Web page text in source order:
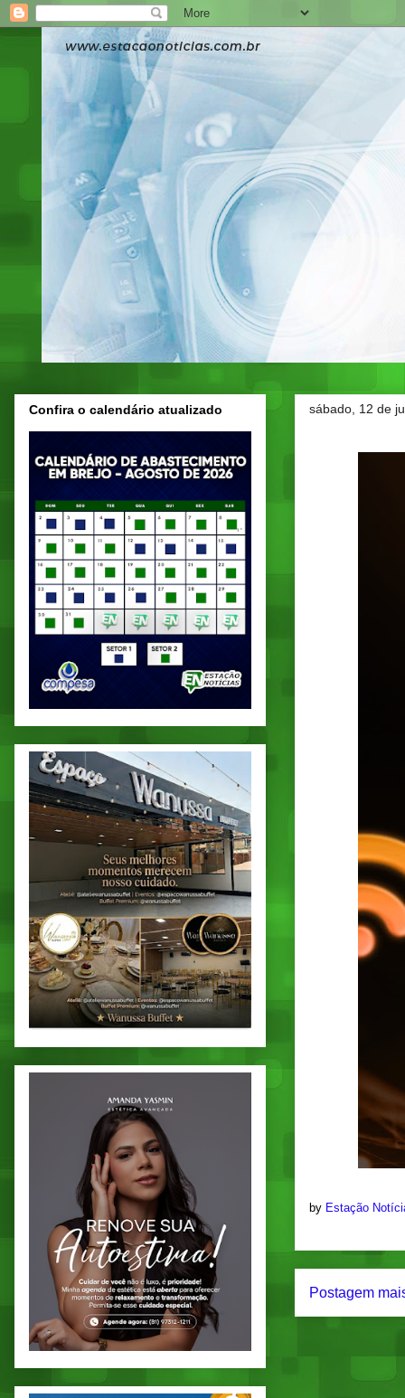
sábado, 12 de
by Estação
Postagem
Confira o calendário atualizado